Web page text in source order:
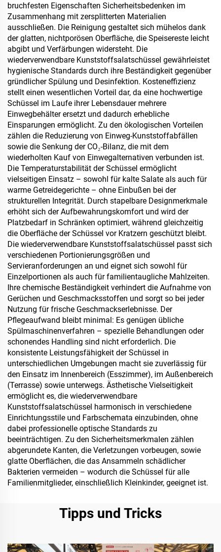
bruchfesten Eigenschaften Sicherheitsbedenken im
Zusammenhang mit zersplitterten Materialien
ausschließen. Die Reinigung gestaltet sich mühelos dank
der glatten, nichtporösen Oberfläche, die Speisereste leicht
abgibt und Verfärbungen widersteht. Die
wiederverwendbare Kunststoffsalatschüssel gewährleistet
hygienische Standards durch ihre Beständigkeit gegenüber
gründlicher Spülung und Desinfektion. Kosteneffizienz
stellt einen wesentlichen Vorteil dar, da eine hochwertige
Schüssel im Laufe ihrer Lebensdauer mehrere
Einwegbehälter ersetzt und dadurch erhebliche
Einsparungen ermöglicht. Zu den ökologischen Vorteilen
zählen die Reduzierung von Einweg-Kunststoffabfällen
sowie die Senkung der CO₂-Bilanz, die mit dem
wiederholten Kauf von Einwegalternativen verbunden ist.
Die Temperaturstabilität der Schüssel ermöglicht
vielseitigen Einsatz – sowohl für kalte Salate als auch für
warme Getreidegerichte – ohne Einbußen bei der
strukturellen Integrität. Durch stapelbare Designmerkmale
erhöht sich der Aufbewahrungskomfort und wird der
Platzbedarf in Schränken optimiert, während gleichzeitig
die Oberfläche der Schüssel vor Kratzern geschützt bleibt.
Die wiederverwendbare Kunststoffsalatschüssel passt sich
verschiedenen Portionierungsgrößen und
Servieranforderungen an und eignet sich sowohl für
Einzelportionen als auch für familientaugliche Mahlzeiten.
Ihre chemische Beständigkeit verhindert die Aufnahme von
Gerüchen und Geschmacksstoffen und sorgt so bei jeder
Nutzung für frische Geschmackserlebnisse. Der
Pflegeaufwand bleibt minimal: Es genügen übliche
Spülmaschinenverfahren – spezielle Behandlungen oder
schonendes Handling sind nicht erforderlich. Die
konsistente Leistungsfähigkeit der Schüssel in
unterschiedlichen Umgebungen macht sie zuverlässig für
den Einsatz im Innenbereich (Esszimmer), im Außenbereich
(Terrasse) sowie unterwegs. Ästhetische Vielseitigkeit
ermöglicht es, die wiederverwendbare
Kunststoffsalatschüssel harmonisch in verschiedene
Einrichtungsstile und Farbschemata einzubinden, ohne
dabei professionelle optische Standards zu
beeinträchtigen. Zu den Sicherheitsmerkmalen zählen
abgerundete Kanten, die Verletzungen vorbeugen, sowie
glatte Oberflächen, die das Ansammeln schädlicher
Bakterien vermeiden – wodurch die Schüssel für alle
Familienmitglieder, einschließlich Kleinkinder, geeignet ist.
Tipps und Tricks